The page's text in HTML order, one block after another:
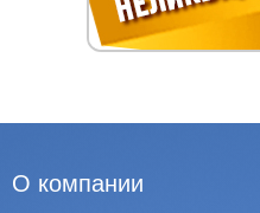
О компании